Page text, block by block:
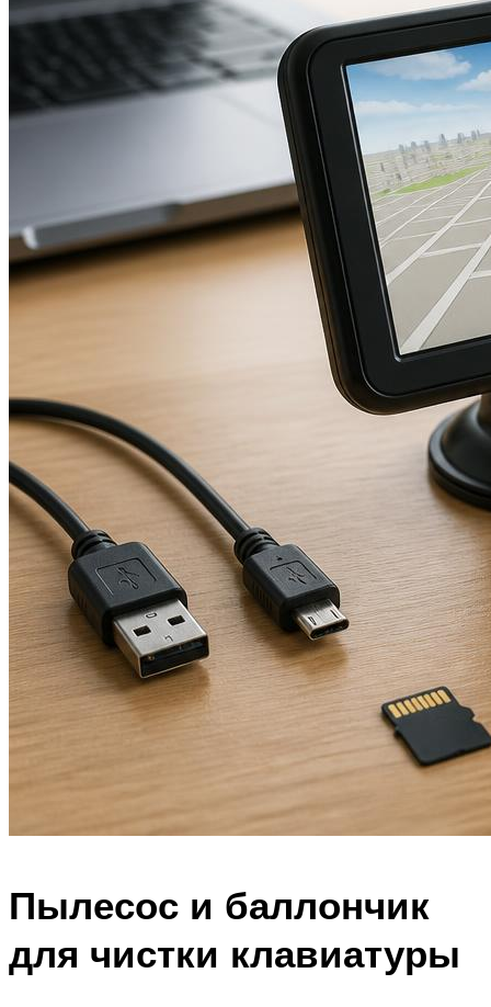
Пылесос и баллончик
для чистки клавиатуры